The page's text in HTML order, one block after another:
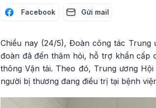
Facebook Gửi mail
Chiều nay (24/5), Đoàn công tác Trung
đoàn đã đến thăm hỏi, hỗ trợ khẩn cấp
thông Vận tải. Theo đó, Trung ương
người bị thương đang điều trị tại bệnh